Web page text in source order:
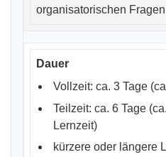
organisatorischen Fragen
Vollzeit: ca. 3 Tage
Teilzeit: ca. 6 Tage
Lernzeit)
kürzere oder längere